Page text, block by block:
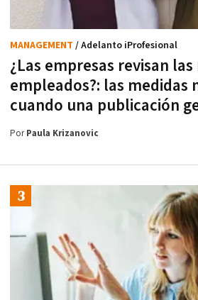
¿Las empresas revisan
empleados?: las medidas
cuando una publicación
MANAGEMENT / Adelanto iProfesional
PorPaula Krizanovic